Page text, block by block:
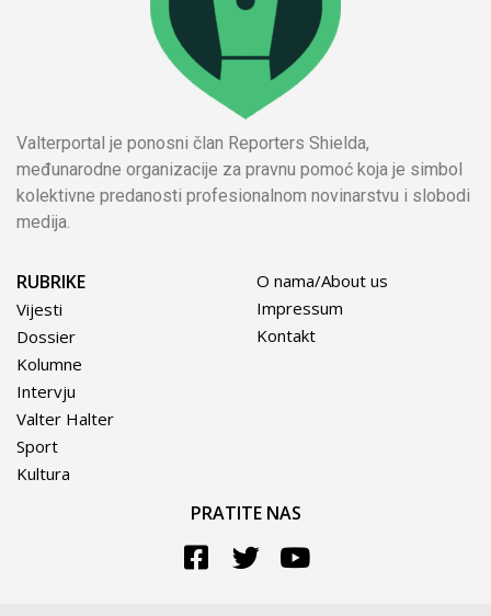
Valterportal je ponosni član Reporters Shielda,
međunarodne organizacije za pravnu pomoć koja je simbol
kolektivne predanosti profesionalnom novinarstvu i slobodi
medija.
RUBRIKE
Vijesti
Dossier
Kolumne
Intervju
Valter Halter
Sport
Kultura
O nama/About us
Impressum
Kontakt
PRATITE NAS